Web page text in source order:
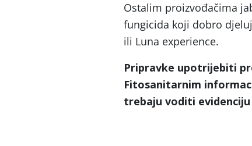
Ostalim proizvođačima
fungicida koji dobro
ili Luna experience.
Pripravke upotrijebiti
Fitosanitarnim
trebaju voditi